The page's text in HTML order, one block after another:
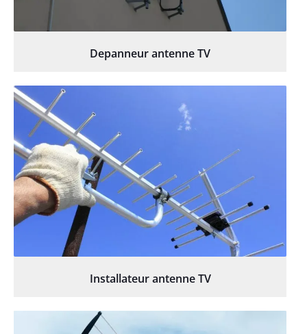
Depanneur antenne TV
Installateur antenne TV